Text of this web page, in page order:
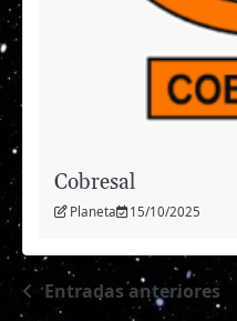
Cobresal
Planeta 15/10/2025
Navegación
Entradas anteriores